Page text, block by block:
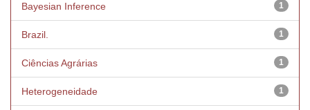
1
Bayesian Inference
1
Brazil.
1
Ciências Agrárias
1
Heterogeneidade